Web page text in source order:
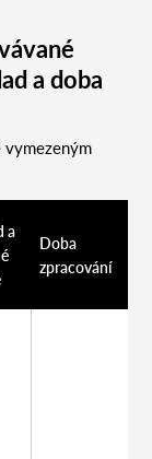
a doba
vymezeným
a
Doba
zpracování